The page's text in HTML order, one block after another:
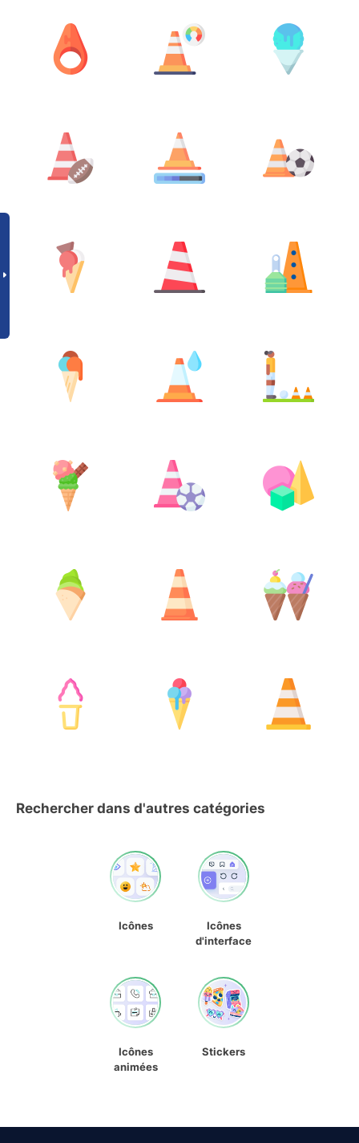
Rechercher dans d'autres catégories
Icônes
Icônes
d'interface
Icônes
animées
Stickers